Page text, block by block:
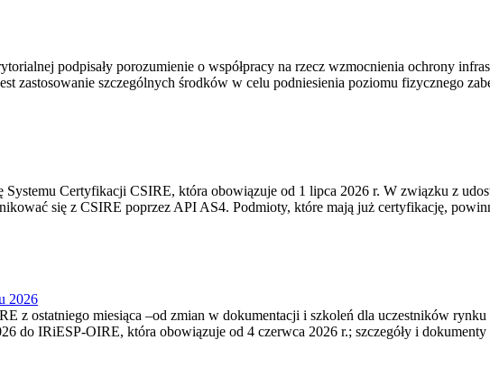
podpisały porozumienie o współpracy na rzecz wzmocnienia ochrony
zastosowanie szczególnych środków w celu podniesienia poziomu fizycznego
Certyfikacji CSIRE, która obowiązuje od 1 lipca 2026 r. W związku z
się z CSIRE poprzez API AS4. Podmioty, które mają już certyfikację,
2026
z ostatniego miesiąca –od zmian w dokumentacji i szkoleń dla uczestników
do IRiESP‑OIRE, która obowiązuje od 4 czerwca 2026 r.; szczegóły i dokumenty